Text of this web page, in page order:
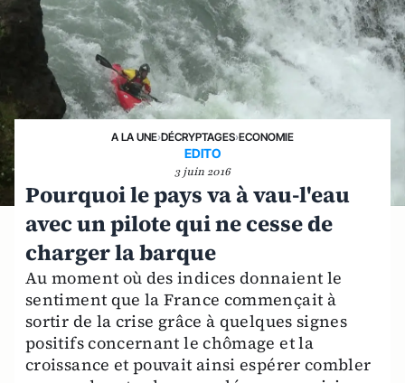
A LA UNE›DÉCRYPTAGES›ECONOMIE
EDITO
3 juin 2016
Pourquoi le pays va à vau-l'eau
avec un pilote qui ne cesse de
charger la barque
Au moment où des indices donnaient le
sentiment que la France commençait à
sortir de la crise grâce à quelques signes
positifs concernant le chômage et la
croissance et pouvait ainsi espérer combler